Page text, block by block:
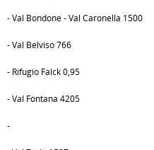
- Val Bondone - Val Caronella 1500
- Val Belviso 766
- Rifugio Falck 0,95
- Val Fontana 4205
-